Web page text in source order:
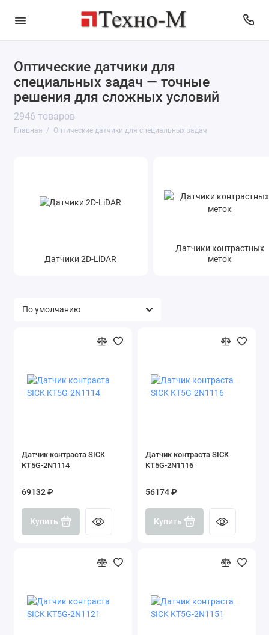
Оптические датчики для
специальных задач — точные
решения для сложных условий
2946 товаров
Главная Оптические датчики для специальных задач
Датчики 2D-LiDAR
Датчики контрастных меток
Датчики кромки и ширины
Датчики 2D-LiDAR
Датчики контрастных
меток
Датчик контраста SICK
KT5G-2N1114
69132 ₽
Купить
Датчик контраста SICK
KT5G-2N1116
56174 ₽
Купить